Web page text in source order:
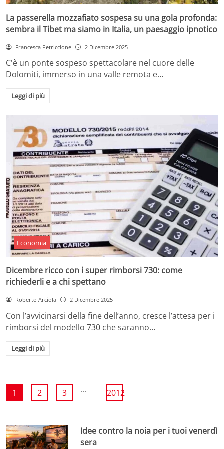
La passerella mozzafiato sospesa su una gola profonda:
sembra il Tibet ma siamo in Italia, un paesaggio ipnotico
Francesca Petriccione 2 Dicembre 2025
C'è un ponte sospeso spettacolare nel cuore delle
Dolomiti, immerso in una valle remota e…
Leggi di più
Economia
Dicembre ricco con i super rimborsi 730: come
richiederli e a chi spettano
Roberto Arciola 2 Dicembre 2025
Con l’avvicinarsi della fine dell’anno, cresce l’attesa per i
rimborsi del modello 730 che saranno…
Leggi di più
1 2 3 ... 2012
Idee contro la noia per i tuoi venerdì
sera